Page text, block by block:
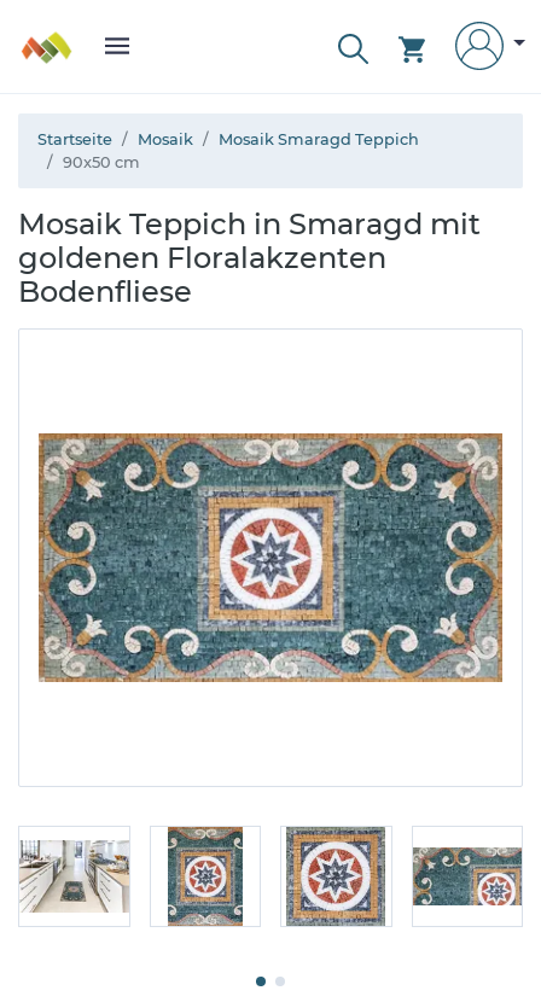
Startseite Mosaik
Mosaik Smaragd Teppich
90x50 cm
Mosaik Teppich in Smaragd mit
goldenen Floralakzenten
Bodenfliese